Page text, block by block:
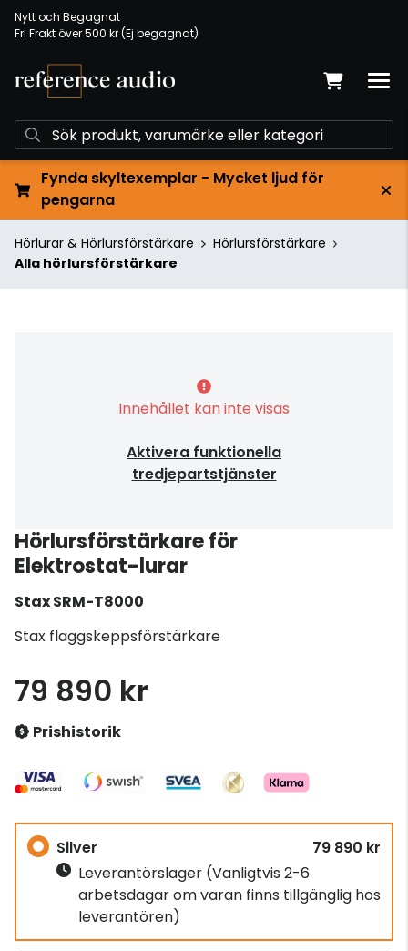
Nytt och Begagnat
Fri Frakt över 500 kr (Ej begagnat)
Fynda skyltexemplar - Mycket ljud för
pengarna
Hörlurar & Hörlursförstärkare
Hörlursförstärkare
Alla hörlursförstärkare
Innehållet kan inte visas
Aktivera funktionella
tredjepartstjänster
Hörlursförstärkare för
Elektrostat-lurar
StaxSRM-T8000
Stax flaggskeppsförstärkare
79 890 kr
Prishistorik
Silver
79 890 kr
Leverantörslager (Vanligtvis 2-6
arbetsdagar om varan finns tillgänglig hos
leverantören)